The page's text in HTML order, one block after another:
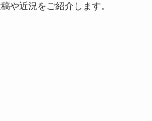
や近況をご紹介します。